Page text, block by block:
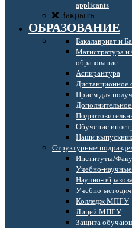
applicants
Закрыть
ОБРАЗОВАНИЕ
Бакалавриат и
Магистратура
образование
Аспирантура
Дистанционное
Прием для
Обучение
Наши
Структурные
Институты/
Учебно-
Научно-
Учебно-
Колледж МПГУ
Лицей МПГУ
Защита